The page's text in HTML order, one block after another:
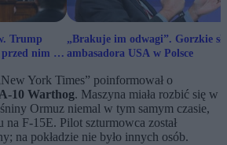
Trump
nim w
„Brakuje im odwagi”. Gorzkie
ambasadora USA w Polsce
York Times” poinformował o
A-10 Warthog. Maszyna miała rozbić się w
Ormuz niemal w tym samym czasie,
na F-15E. Pilot szturmowca został
na pokładzie nie było innych osób.